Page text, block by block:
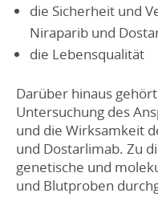
die Sicherheit und
Niraparib und
die Lebensqualität
Darüber hinaus
Untersuchung des
und die Wirksamkeit
und Dostarlimab. Zu
genetische und
und Blutproben